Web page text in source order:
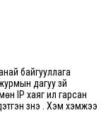
байгууллага
дагуу зүй
IP хаяг ил гарсан
үзнэ үү. Хэм хэмжээ